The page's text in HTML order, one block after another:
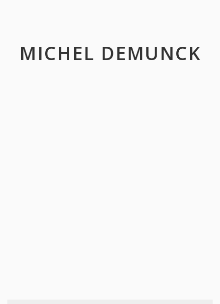
MICHEL DEMUNCK